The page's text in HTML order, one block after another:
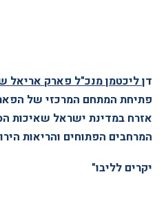
דן ליכטמן מנכ"ל פארק אריאל
פתיחת המתחם המרכזי של
אזרח במדינת ישראל שאיכות
המרחבים הפתוחים והריאות
יקרים לליבו"